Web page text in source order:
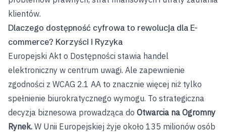
klientów.
Dlaczego dostępność cyfrowa to rewolucja dla E-
commerce? Korzyści i Ryzyka
Europejski Akt o Dostępności stawia handel
elektroniczny w centrum uwagi. Ale zapewnienie
zgodności z WCAG 2.1 AA to znacznie więcej niż tylko
spełnienie biurokratycznego wymogu. To strategiczna
decyzja biznesowa prowadząca do Otwarcia na Ogromny
Rynek. W Unii Europejskiej żyje około 135 milionów osób